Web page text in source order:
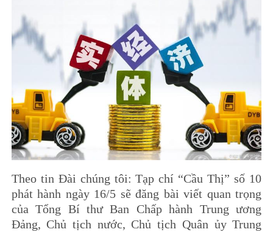
Theo tin Đài chúng tôi: Tạp chí “Cầu Thị” số 10
phát hành ngày 16/5 sẽ đăng bài viết quan trọng
của Tổng Bí thư Ban Chấp hành Trung ương
Đảng, Chủ tịch nước, Chủ tịch Quân ủy Trung